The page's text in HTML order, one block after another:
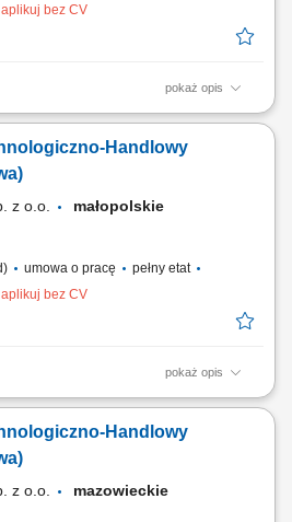
aplikuj bez CV
pokaż opis
Budowanie długofalowych,
prezentacji i pokazów u
oraz kluczowych wydarzeniach
Handlowy
z o.o.
małopolskie
umowa o pracę
pełny etat
aplikuj bez CV
pokaż opis
Budowanie długofalowych,
prezentacji i pokazów u
oraz kluczowych wydarzeniach
Handlowy
z o.o.
mazowieckie